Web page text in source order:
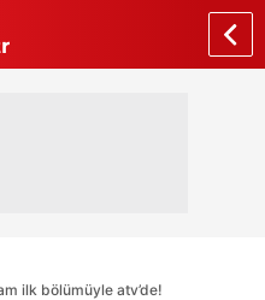
ilk bölümüyle atv’de!